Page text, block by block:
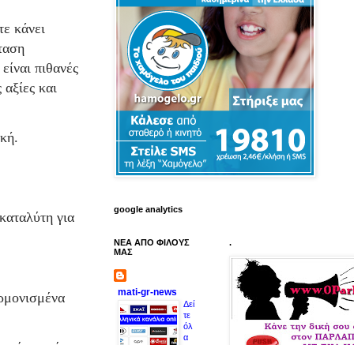
κάνει
πιθανές
και
για
google analytics
ΝΕΑ ΑΠΟ ΦΙΛΟΥΣ
ΜΑΣ
mati-gr-news
Δεί
τε
όλ
α
.